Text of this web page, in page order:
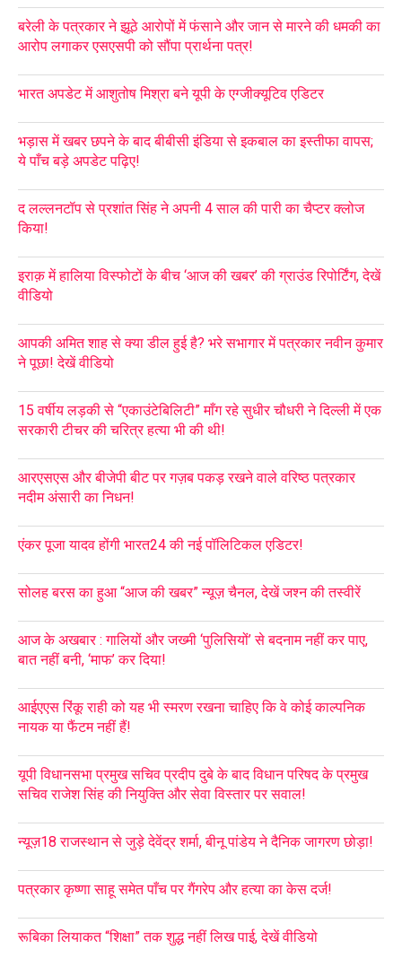
बरेली के पत्रकार ने झूठे आरोपों में फंसाने और जान से मारने की धमकी का
आरोप लगाकर एसएसपी को सौंपा प्रार्थना पत्र!
भारत अपडेट में आशुतोष मिश्रा बने यूपी के एग्जीक्यूटिव एडिटर
भड़ास में खबर छपने के बाद बीबीसी इंडिया से इकबाल का इस्तीफा वापस;
ये पाँच बड़े अपडेट पढ़िए!
द लल्लनटॉप से प्रशांत सिंह ने अपनी 4 साल की पारी का चैप्टर क्लोज
किया!
इराक़ में हालिया विस्फोटों के बीच ‘आज की खबर’ की ग्राउंड रिपोर्टिंग, देखें
वीडियो
आपकी अमित शाह से क्या डील हुई है? भरे सभागार में पत्रकार नवीन कुमार
ने पूछा! देखें वीडियो
15 वर्षीय लड़की से “एकाउंटेबिलिटी” माँग रहे सुधीर चौधरी ने दिल्ली में एक
सरकारी टीचर की चरित्र हत्या भी की थी!
आरएसएस और बीजेपी बीट पर गज़ब पकड़ रखने वाले वरिष्ठ पत्रकार
नदीम अंसारी का निधन!
एंकर पूजा यादव होंगी भारत24 की नई पॉलिटिकल एडिटर!
सोलह बरस का हुआ “आज की खबर” न्यूज़ चैनल, देखें जश्न की तस्वीरें
आज के अखबार : गालियों और जख्मी ‘पुलिसियों’ से बदनाम नहीं कर पाए,
बात नहीं बनी, ‘माफ’ कर दिया!
आईएएस रिंकू राही को यह भी स्मरण रखना चाहिए कि वे कोई काल्पनिक
नायक या फैंटम नहीं हैं!
यूपी विधानसभा प्रमुख सचिव प्रदीप दुबे के बाद विधान परिषद के प्रमुख
सचिव राजेश सिंह की नियुक्ति और सेवा विस्तार पर सवाल!
न्यूज़18 राजस्थान से जुड़े देवेंद्र शर्मा, बीनू पांडेय ने दैनिक जागरण छोड़ा!
पत्रकार कृष्णा साहू समेत पाँच पर गैंगरेप और हत्या का केस दर्ज!
रूबिका लियाकत “शिक्षा” तक शुद्ध नहीं लिख पाई, देखें वीडियो